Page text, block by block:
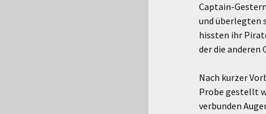
Captain-
und überlegten
hissten ihr
der die anderen
Nach kurzer
Probe gestellt
verbunden